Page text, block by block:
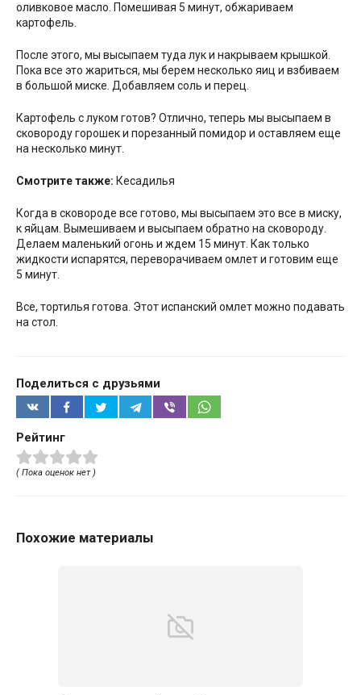
оливковое масло. Помешивая 5 минут, обжариваем
картофель.
После этого, мы высыпаем туда лук и накрываем крышкой.
Пока все это жариться, мы берем несколько яиц и взбиваем
в большой миске. Добавляем соль и перец.
Картофель с луком готов? Отлично, теперь мы высыпаем в
сковороду горошек и порезанный помидор и оставляем еще
на несколько минут.
Смотрите также: Кесадилья
Когда в сковороде все готово, мы высыпаем это все в миску,
к яйцам. Вымешиваем и высыпаем обратно на сковороду.
Делаем маленький огонь и ждем 15 минут. Как только
жидкости испарятся, переворачиваем омлет и готовим еще
5 минут.
Все, тортилья готова. Этот испанский омлет можно подавать
на стол.
Поделиться с друзьями
Рейтинг
( Пока оценок нет )
Похожие материалы